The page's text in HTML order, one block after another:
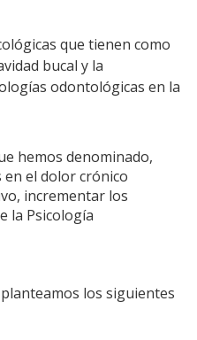
que tienen como
bucal y la
odontológicas en la
hemos denominado,
en el dolor crónico
incrementar los
la Psicología
los siguientes